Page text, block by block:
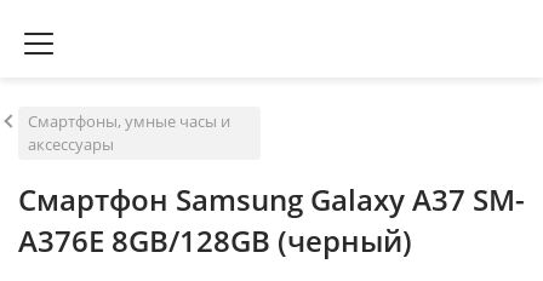
Смартфоны, умные часы и
аксессуары
Смартфон Samsung Galaxy A37 SM-
A376E 8GB/128GB (черный)